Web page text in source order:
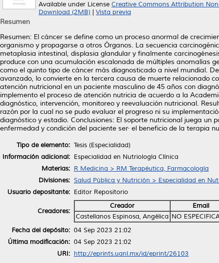
Available under License Creative Commons Attribution
Download (2MB)
Vista previa
Resumen
Resumen: El cáncer se define como un proceso anormal de
organismo y propagarse a otros Órganos. La secuencia
metaplasia intestinal, displasia glandular y finalmente
produce con una acumulación escalonada de múltiples anomalías
como el quinto tipo de cáncer más diagnosticado a nivel mundial.
avanzado, lo convierte en la tercera causa de muerte relacionado
atención nutricional en un paciente masculino de 45 años con
implemento el proceso de atención nutricia de acuerdo a la
diagnóstico, intervención, monitoreo y reevaluación nutricional.
razón por la cual no se pudo evaluar el progreso ni su
diagnóstico y estadio. Conclusiones: El soporte nutricional juega
enfermedad y condición del paciente ser· el beneficio de la terapia
Tipo de elemento: Tesis (Especialidad)
Información adicional: Especialidad en Nutriología Clínica
Materias: R Medicina > RM Terapéutica, Farmacología
Divisiones: Salud Pública y Nutrición > Especialidad en
Usuario depositante: Editor Repositorio
Creadores:
Creador
Email
Castellanos Espinosa, Angélica NO
Fecha del depósito: 04 Sep 2023 21:02
Última modificación: 04 Sep 2023 21:02
URI: http://eprints.uanl.mx/id/eprint/26103